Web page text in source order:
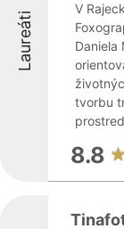
Laureáti
V
Daniela
tvorbu
8.8